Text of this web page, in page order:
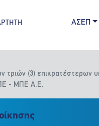
ΑΣΕΠ
(3) επικρατέστερων
- ΜΠΕ Α.Ε.